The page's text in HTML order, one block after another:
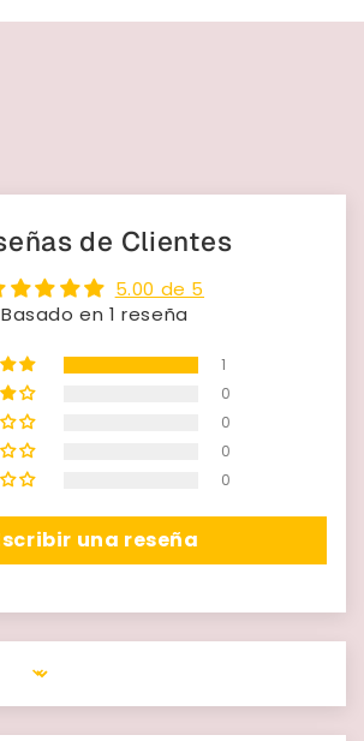
de Clientes
5.00 de 5
Basado en 1 reseña
1
0
0
0
0
una reseña